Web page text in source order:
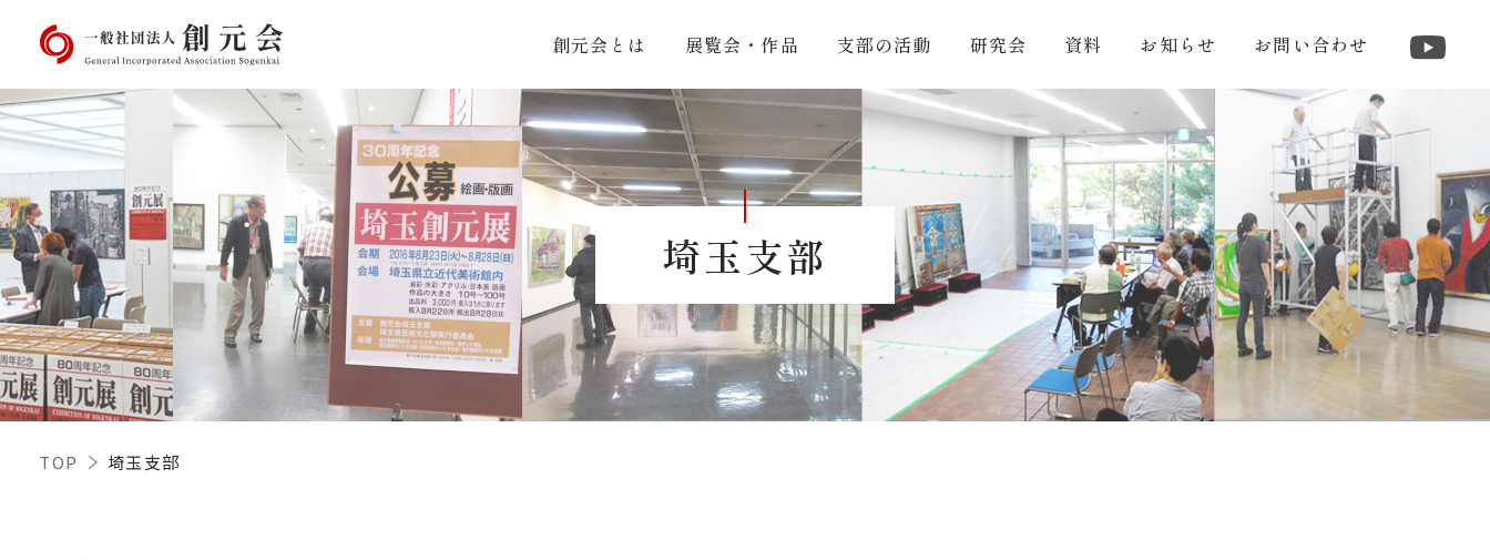
創元会とは 展覧会・作品 支部の活動 研究会 資料 お知らせ お問い合わせ
埼玉支部
TOP 埼玉支部